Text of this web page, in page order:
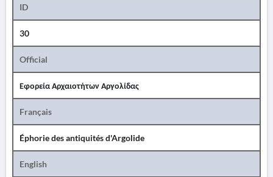
ID
30
Official
Εφορεία Αρχαιοτήτων Αργολίδας
Français
Éphorie des antiquités d'Argolide
English